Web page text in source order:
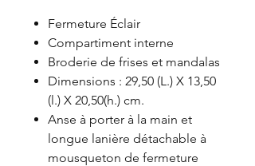
Fermeture Éclair
Compartiment interne
Broderie de frises et mandalas
Dimensions : 29,50 (L.) X 13,50
(l.) X 20,50(h.) cm.
Anse à porter à la main et
longue lanière détachable à
mousqueton de fermeture